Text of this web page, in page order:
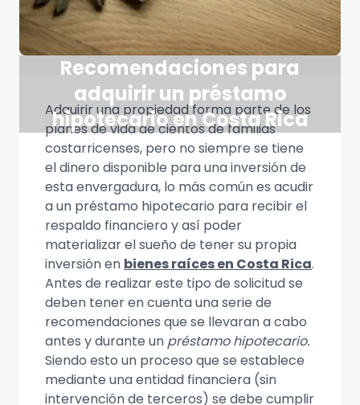
Recomendaciones para
adquirir un préstamo
hipotecario en Costa Rica
Adquirir una propiedad forma parte de los
planes de vida de cientos de familias
costarricenses, pero no siempre se tiene
el dinero disponible para una inversión de
esta envergadura, lo más común es acudir
a un préstamo hipotecario para recibir el
respaldo financiero y así poder
materializar el sueño de tener su propia
inversión en bienes raíces en Costa Rica.
Antes de realizar este tipo de solicitud se
deben tener en cuenta una serie de
recomendaciones que se llevaran a cabo
antes y durante un préstamo hipotecario.
Siendo esto un proceso que se establece
mediante una entidad financiera (sin
intervención de terceros) se debe cumplir